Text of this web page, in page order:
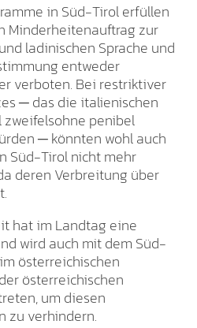
in Süd-Tirol erfüllen
Minderheitenauftrag zur
ladinischen Sprache und
entweder
verboten. Bei restriktiver
─ das die italienischen
penibel
─ könnten wohl auch
Süd-Tirol nicht mehr
deren Verbreitung über
hat im Landtag eine
wird auch mit dem Süd-
österreichischen
österreichischen
um diesen
zu verhindern.